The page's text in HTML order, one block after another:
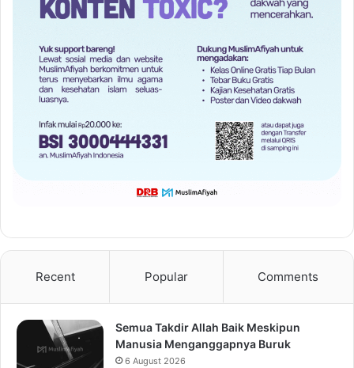
Recent Popular Comments
Semua Takdir Allah Baik Meskipun
Manusia Menganggapnya Buruk
6 August 2026